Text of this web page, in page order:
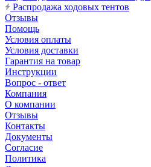
Распродажа ходовых тентов
Отзывы
Помощь
Условия оплаты
Условия доставки
Гарантия на товар
Инструкции
Вопрос - ответ
Компания
О компании
Отзывы
Контакты
Документы
Согласие
Политика